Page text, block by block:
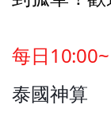
每日
泰國神算